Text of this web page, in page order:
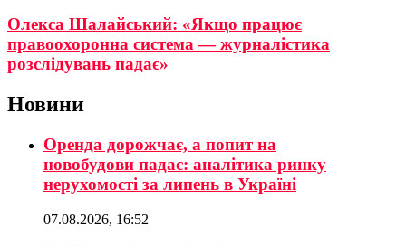
Олекса Шалайський: «Якщо працює
правоохоронна система — журналістика
розслідувань падає»
Новини
Оренда дорожчає, а попит на
новобудови падає: аналітика ринку
нерухомості за липень в Україні
07.08.2026, 16:52